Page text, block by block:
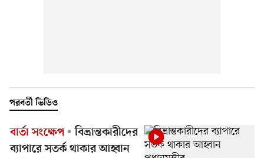
পরবর্তী ভিডিও
বার্তা সংক্ষেপ
বিভ্রান্তকারীদের
ব্যাপারে সতর্ক থাকার আহ্বান